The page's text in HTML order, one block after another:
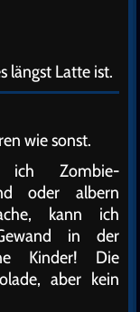
längst Latte ist.
wie sonst.
Zombie-
oder albern
kann ich
in der
Kinder! Die
aber kein